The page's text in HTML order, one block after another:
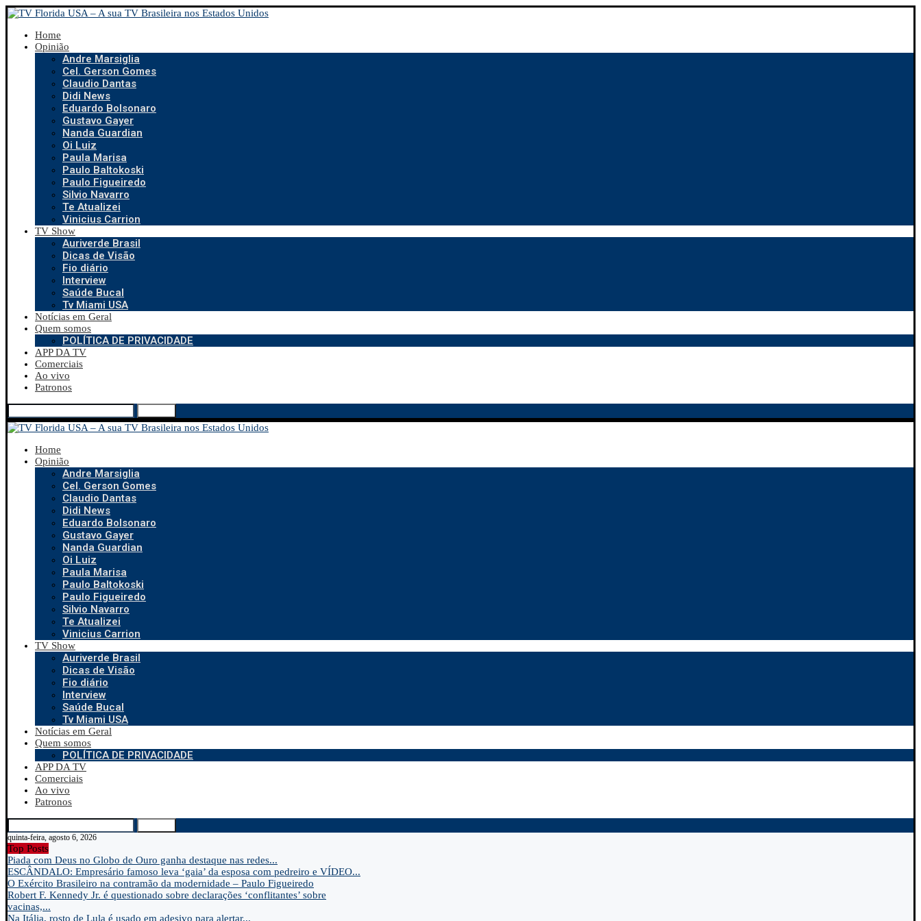
Home
Opinião
Andre Marsiglia
Cel. Gerson Gomes
Claudio Dantas
Didi News
Eduardo Bolsonaro
Gustavo Gayer
Nanda Guardian
Oi Luiz
Paula Marisa
Paulo Baltokoski
Paulo Figueiredo
Silvio Navarro
Te Atualizei
Vinicius Carrion
TV Show
Auriverde Brasil
Dicas de Visão
Fio diário
Interview
Saúde Bucal
Tv Miami USA
Notícias em Geral
Quem somos
POLÍTICA DE PRIVACIDADE
APP DA TV
Comerciais
Ao vivo
Patronos
Home
Opinião
Andre Marsiglia
Cel. Gerson Gomes
Claudio Dantas
Didi News
Eduardo Bolsonaro
Gustavo Gayer
Nanda Guardian
Oi Luiz
Paula Marisa
Paulo Baltokoski
Paulo Figueiredo
Silvio Navarro
Te Atualizei
Vinicius Carrion
TV Show
Auriverde Brasil
Dicas de Visão
Fio diário
Interview
Saúde Bucal
Tv Miami USA
Notícias em Geral
Quem somos
POLÍTICA DE PRIVACIDADE
APP DA TV
Comerciais
Ao vivo
Patronos
quinta-feira, agosto 6, 2026
Top Posts
Piada com Deus no Globo de Ouro ganha destaque nas redes...
ESCÂNDALO: Empresário famoso leva ‘gaia’ da esposa com pedreiro e VÍDEO...
O Exército Brasileiro na contramão da modernidade – Paulo Figueiredo
Robert F. Kennedy Jr. é questionado sobre declarações ‘conflitantes’ sobre
vacinas,...
Na Itália, rosto de Lula é usado em adesivo para alertar...